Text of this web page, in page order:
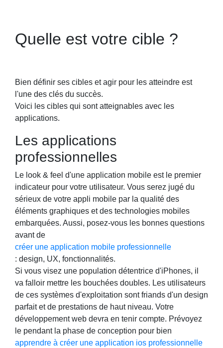
Quelle est votre cible ?
Bien définir ses cibles et agir pour les atteindre est
l'une des clés du succès.
Voici les cibles qui sont atteignables avec les
applications.
Les applications
professionnelles
Le look & feel d'une application mobile est le premier
indicateur pour votre utilisateur. Vous serez jugé du
sérieux de votre appli mobile par la qualité des
éléments graphiques et des technologies mobiles
embarquées. Aussi, posez-vous les bonnes questions
avant de
créer une application mobile professionnelle
: design, UX, fonctionnalités.
Si vous visez une population détentrice d'iPhones, il
va falloir mettre les bouchées doubles. Les utilisateurs
de ces systèmes d'exploitation sont friands d'un design
parfait et de prestations de haut niveau. Votre
développement web devra en tenir compte. Prévoyez
le pendant la phase de conception pour bien
apprendre à créer une application ios professionnelle